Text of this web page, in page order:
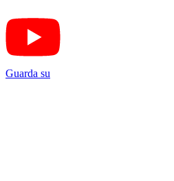
Guarda su